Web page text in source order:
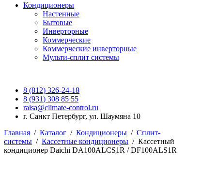
Кондиционеры
Настенные
Бытовые
Инверторные
Коммерческие
Коммерческие инверторные
Мульти-сплит системы
8 (812) 326-24-18
8 (931) 308 85 55
raisa@climate-control.ru
г. Санкт Петербург, ул. Шаумяна 10
Главная / Каталог / Кондиционеры / Сплит-
системы / Кассетные кондиционеры / Кассетный
кондиционер Daichi DA100ALCS1R / DF100ALS1R